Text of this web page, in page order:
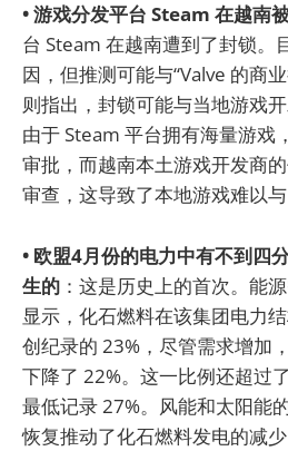
• 游戏分发平台 Steam 在越南
台 Steam 在越南遭到了封锁。
因，但推测可能与“Valve 的商
则指出，封锁可能与当地游戏
由于 Steam 平台拥有海量游戏
审批，而越南本土游戏开发商
审查，这导致了本地游戏难以与
• 欧盟4月份的电力中有不到四
生的 ：这是历史上的首次。能
显示，化石燃料在该集团电力
创纪录的 23%，尽管需求增加
下降了 22%。这一比例还超过
最低记录 27%。风能和太阳能
恢复推动了化石燃料发电的减